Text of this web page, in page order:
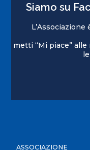
Siamo su
metti “Mi piace”
ASSOCIAZIONE